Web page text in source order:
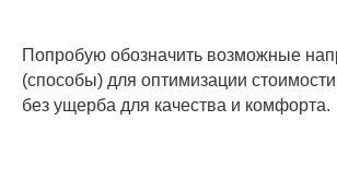
Попробую обозначить возможные
(способы) для оптимизации стоимости
без ущерба для качества и комфорта.